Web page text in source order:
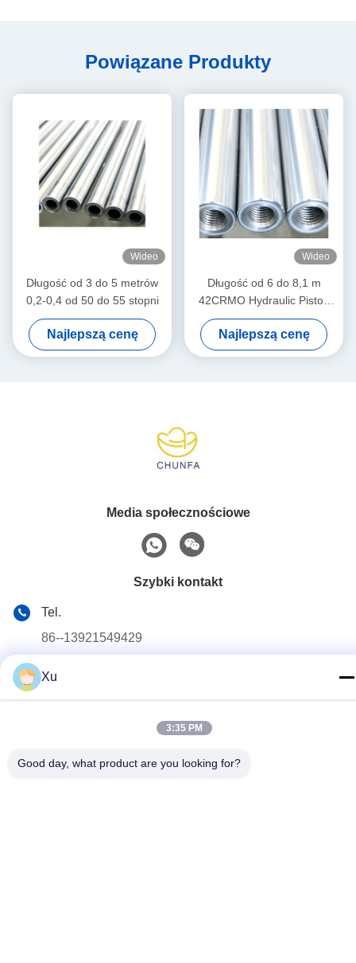
Powiązane Produkty
Wideo
Długość od 3 do 5 metrów
0,2-0,4 od 50 do 55 stopni
Najlepszą cenę
Wideo
Długość od 6 do 8,1 m
42CRMO Hydraulic Piston
Rod Engineering Machinery
Najlepszą cenę
Media społecznościowe
Szybki kontakt
Tel.
86--13921549429
E-mail
Xu
3:35 PM
Good day, what product are you looking for?